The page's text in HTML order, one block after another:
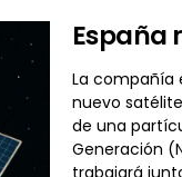
España
La compañía
nuevo
de una
Generación
trabajará